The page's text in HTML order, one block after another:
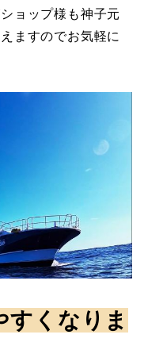
ョップ様も神子元
ますのでお気軽に
すくなりま